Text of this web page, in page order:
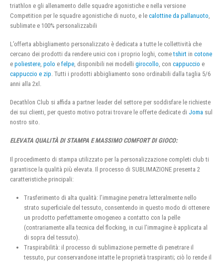
triathlon e gli allenamento delle squadre agonistiche e nella versione
Competition per le squadre agonistiche di nuoto, e le calottine da pallanuoto
sublimate e 100% personalizzabili
L’offerta abbigliamento personalizzato è dedicata a tutte le collettività che
cercano dei prodotti da rendere unici con i proprio loghi, cometshirt in cotone
e poliestere polo e felpe , disponibili nei modelli girocollo , con cappuccio e
cappuccio e zip . Tutti i prodotti abbigliamento sono ordinabili dalla taglia 5/6
anni alla 2xl.
Decathlon Club si affida a partner leader del settore per soddisfare le richieste
dei sui clienti, per questo motivo potrai trovare le offerte dedicate di Joma sul
nostro sito.
ELEVATA QUALITÀ DI STAMPA E MASSIMO COMFORT DI GIOCO:
Il procedimento di stampa utilizzato per la personalizzazione completi club ti
garantisce la qualità più elevata. Il processo di SUBLIMAZIONE presenta 2
caratteristiche principali:
Trasferimento di alta qualità: l’immagine penetra letteralmente nello
strato superficiale del tessuto, consentendo in questo modo di ottenere
un prodotto perfettamente omogeneo a contatto con la pelle
(contrariamente alla tecnica del flocking, in cui l’immagine è applicata al
di sopra del tessuto).
Traspirabilità: il processo di sublimazione permette di penetrare il
tessuto, pur conservandone intatte le proprietà traspiranti; ciò lo rende il